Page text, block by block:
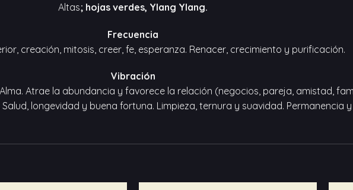
Altas; hojas verdes, Ylang Ylang.
Frecuencia
creación, mitosis, creer, fe, esperanza. Renacer, crecimiento y purificación.
Vibración
Atrae la abundancia y favorece la relación (negocios, pareja, amistad,
longevidad y buena fortuna. Limpieza, ternura y suavidad. Permanencia